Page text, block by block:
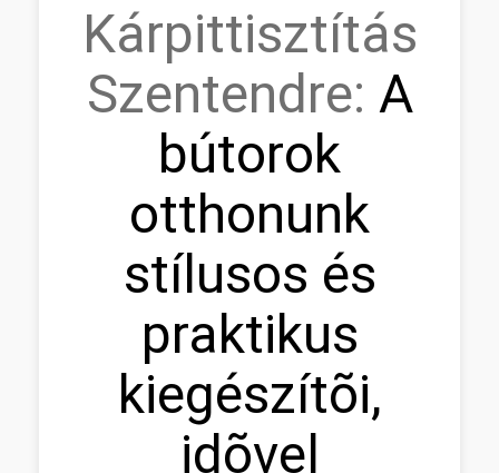
Kárpittisztítás
Szentendre: A
bútorok
otthonunk
stílusos és
praktikus
kiegészítõi,
idõvel